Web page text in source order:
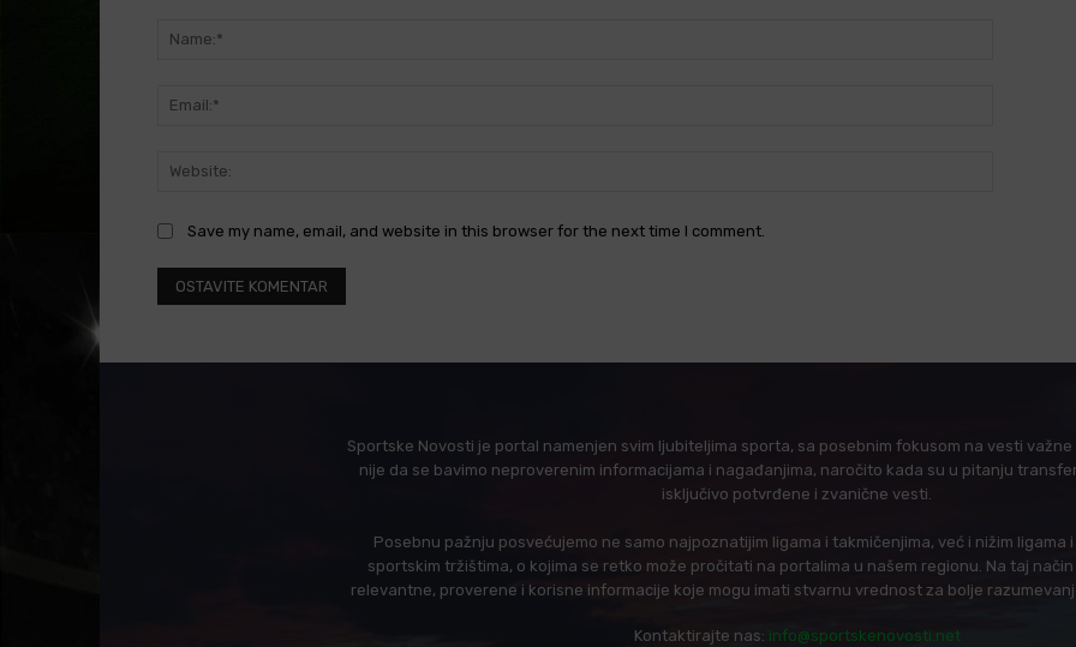
Save my name, email, and website in this browser for the next time I comment.
Sportske Novosti je portal namenjen svim ljubiteljima sporta, sa posebnim fokusom na vesti
nije da se bavimo neproverenim informacijama i nagađanjima, naročito kada su u pitanju
isključivo potvrđene i zvanične vesti.
Posebnu pažnju posvećujemo ne samo najpoznatijim ligama i takmičenjima, već i nižim ligama
sportskim tržištima, o kojima se retko može pročitati na portalima u našem regionu. Na taj
relevantne, proverene i korisne informacije koje mogu imati stvarnu vrednost za bolje
Kontaktirajte nas: info@sportskenovosti.net